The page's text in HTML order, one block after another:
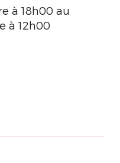
à 18h00 au
à 12h00